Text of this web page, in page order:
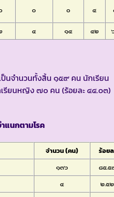
๐ ๐ ๔
๔ ๑๔ ๔๒
ป็นจำนวนทั้งสิ้น ๑๕๙ คน นักเรียน
รียนหญิง ๗๐ คน (ร้อยละ ๔๔.๐๓)
แนกตามโรค
จำนวน (คน)
ร้อยล
๑๓๖
๘๕.๕
๔
๒.๕๒